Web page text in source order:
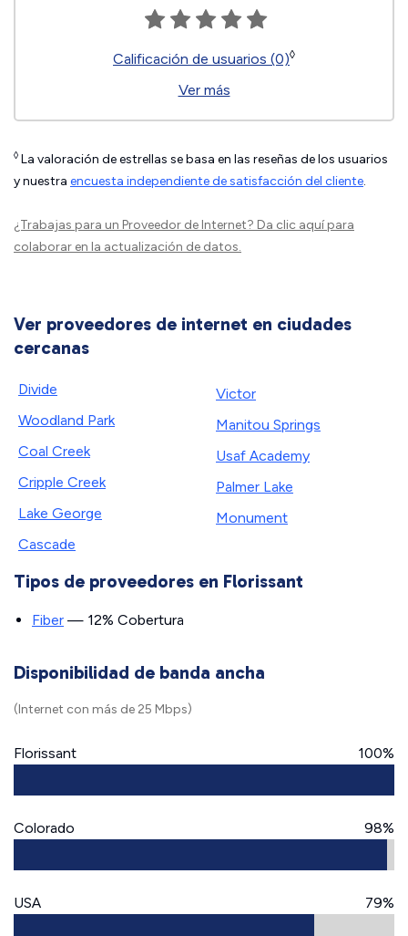
Calificación de usuarios (0)◊
Ver más
◊ La valoración de estrellas se basa en las reseñas de los usuarios
y nuestra encuesta independiente de satisfacción del cliente.
¿Trabajas para un Proveedor de Internet? Da clic aquípara
colaborar en la actualización de datos.
Ver proveedores de internet en ciudades
cercanas
Divide
Woodland Park
Coal Creek
Cripple Creek
Lake George
Cascade
Victor
Manitou Springs
Usaf Academy
Palmer Lake
Monument
Tipos de proveedores en Florissant
Fiber — 12% Cobertura
Disponibilidad de banda ancha
(Internet con más de 25 Mbps)
Florissant 100%
Colorado 98%
USA 79%